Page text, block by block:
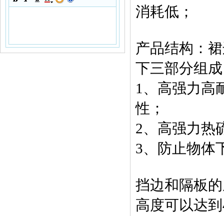
消耗低；
产品结构：
下三部分组
1、高强力高
性；
2、高强力热
3、防止物体
挡边和隔板
高度可以达